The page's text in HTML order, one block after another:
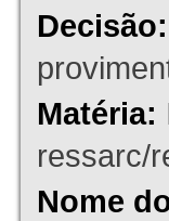
Decisão:
Matéria:
ressarc/
Nome